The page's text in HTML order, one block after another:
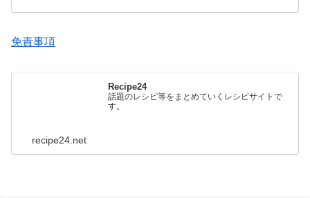
免責事項
Recipe24
話題のレシピ等をまとめていくレシピサイトで
す。
recipe24.net